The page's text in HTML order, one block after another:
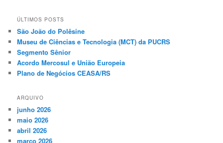
ÚLTIMOS POSTS
São João do Polêsine
Museu de Ciências e Tecnologia (MCT) da PUCRS
Segmento Sênior
Acordo Mercosul e União Europeia
Plano de Negócios CEASA/RS
ARQUIVO
junho 2026
maio 2026
abril 2026
março 2026